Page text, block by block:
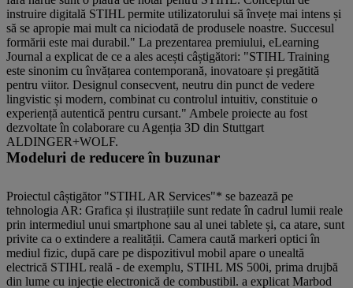
instruire digitală STIHL permite utilizatorului să învețe mai intens și
să se apropie mai mult ca niciodată de produsele noastre. Succesul
formării este mai durabil." La prezentarea premiului, eLearning
Journal a explicat de ce a ales acești câștigători: "STIHL Training
este sinonim cu învățarea contemporană, inovatoare și pregătită
pentru viitor. Designul consecvent, neutru din punct de vedere
lingvistic și modern, combinat cu controlul intuitiv, constituie o
experiență autentică pentru cursant." Ambele proiecte au fost
dezvoltate în colaborare cu Agenția 3D din Stuttgart
ALDINGER+WOLF.
Modeluri de reducere în buzunar
Proiectul câștigător "STIHL AR Services"* se bazează pe
tehnologia AR: Grafica și ilustrațiile sunt redate în cadrul lumii reale
prin intermediul unui smartphone sau al unei tablete și, ca atare, sunt
privite ca o extindere a realității. Camera caută markeri optici în
mediul fizic, după care pe dispozitivul mobil apare o unealtă
electrică STIHL reală - de exemplu, STIHL MS 500i, prima drujbă
din lume cu injecție electronică de combustibil. a explicat Marbod